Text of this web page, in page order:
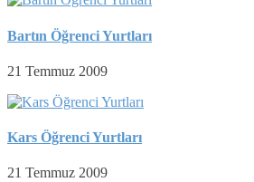
Bartın Öğrenci Yurtları
21 Temmuz 2009
Kars Öğrenci Yurtları
21 Temmuz 2009